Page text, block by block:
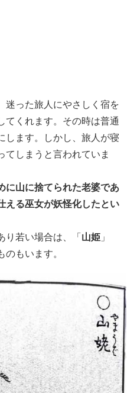
迷った旅人にやさしく宿を
てくれます。その時は普通
します。しかし、旅人が寝
てしまうと言われていま
に山に捨てられた老婆であ
える巫女が妖怪化したとい
り若い場合は、「山姫 」
もいます。